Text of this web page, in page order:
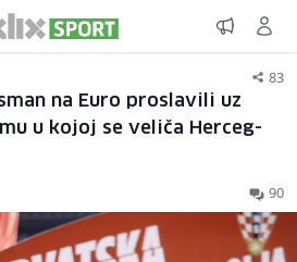
83
na Euro proslavili uz
u kojoj se veliča Herceg-
90